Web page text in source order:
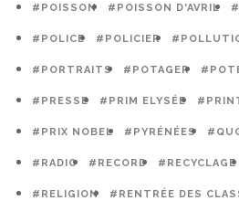
#POISSON #POISSON D'AVRIL
#POLICE #POLICIER
#PORTRAITS #POTAGER
#PRESSE #PRIM ELYSÉE
#PRIX NOBEL #PYRÉNÉES
#RADIO #RECORD #RECYCLAGE
#RELIGION #RENTRÉE DES